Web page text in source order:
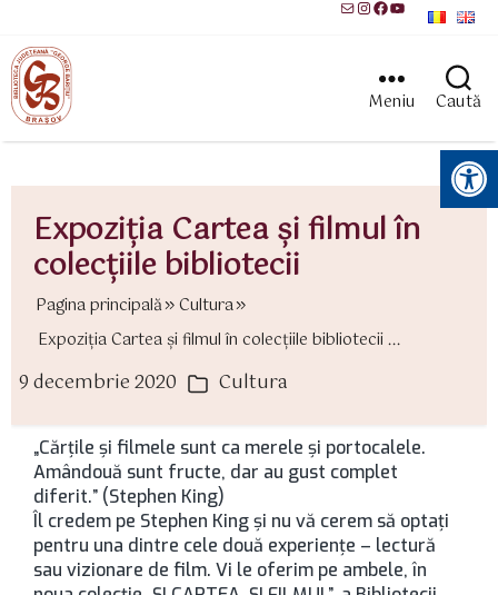
MailInstagram
Facebook
YouTube
Meniu Caută
Instrumente pentru accesibilitate
Expoziția Cartea și filmul în
colecțiile bibliotecii
Pagina principală
Cultura
Expoziția Cartea și filmul în colecțiile bibliotecii ...
9 decembrie 2020 Categorii
Cultura
„Cărțile și filmele sunt ca merele și portocalele.
Amândouă sunt fructe, dar au gust complet
diferit.” (Stephen King)
Îl credem pe Stephen King și nu vă cerem să optați
pentru una dintre cele două experiențe – lectură
sau vizionare de film. Vi le oferim pe ambele, în